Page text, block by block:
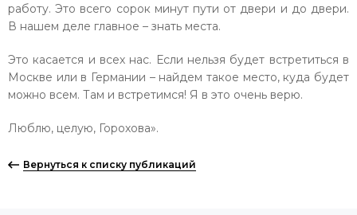
работу. Это всего сорок минут пути от двери и до двери.
В нашем деле главное – знать места.
Это касается и всех нас. Если нельзя будет встретиться в
Москве или в Германии – найдем такое место, куда будет
можно всем. Там и встретимся! Я в это очень верю.
Люблю, целую, Горохова».
Вернуться к списку публикаций